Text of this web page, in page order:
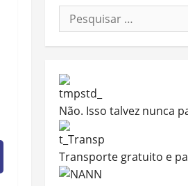
Pesquisar
por:
Não. Isso talvez nunca
Transporte gratuito e